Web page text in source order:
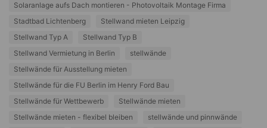
Solaranlage aufs Dach montieren - Photovoltaik Montage Firma
Stadtbad Lichtenberg
Stellwand mieten Leipzig
Stellwand Typ A
Stellwand Typ B
Stellwand Vermietung in Berlin
stellwände
Stellwände für Ausstellung mieten
Stellwände für die FU Berlin im Henry Ford Bau
Stellwände für Wettbewerb
Stellwände mieten
Stellwände mieten - flexibel bleiben
stellwände und pinnwände